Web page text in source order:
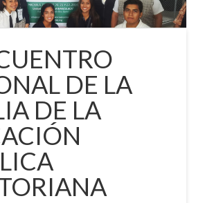
DE LA
DE LA